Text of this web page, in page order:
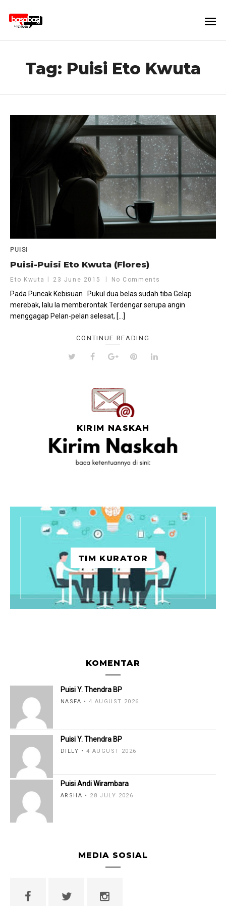
Tag: Puisi Eto Kwuta
PUISI
Puisi-Puisi Eto Kwuta (Flores)
Eto Kwuta 23 June 2015 No Comments
Pada Puncak Kebisuan Pukul dua belas sudah tiba Gelap
merebak, lalu Ia memberontak Terdengar serupa angin
menggagap Pelan-pelan selesat, […]
CONTINUE READING
KIRIM NASKAH
TIM KURATOR
KOMENTAR
Puisi Y. Thendra BP
NASFA 4 AUGUST 2026
Puisi Y. Thendra BP
DILLY 4 AUGUST 2026
Puisi Andi Wirambara
ARSHA 28 JULY 2026
MEDIA SOSIAL